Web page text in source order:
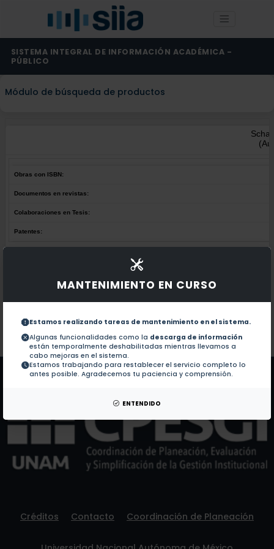
MANTENIMIENTO EN CURSO
Estamos realizando tareas de mantenimiento en el sistema.
Algunas funcionalidades como la descarga de información
están temporalmente deshabilitadas mientras llevamos a
cabo mejoras en el sistema.
Estamos trabajando para restablecer el servicio completo lo
antes posible. Agradecemos tu paciencia y comprensión.
ENTENDIDO
SISTEMA INTEGRAL DE INFORMACIÓN ACADÉMICA -
PÚBLICO
Módulo de búsqueda de productos
Obras con ISBN:
Documentos en revistas:
Colaboraciones en Tesis:
Patentes:
No hay obras de este autor.
Documentos en revistas:
Colaboraciones en Tesis:
Patentes: No hay patentes de este autor.
Créditos Contacto Coordinación de Planeación